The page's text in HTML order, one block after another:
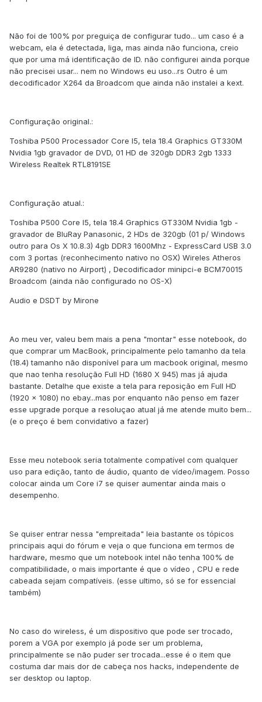
Não foi de 100% por preguiça de configurar tudo... um caso é a
webcam, ela é detectada, liga, mas ainda não funciona, creio
que por uma má identificação de ID. não configurei ainda porque
não precisei usar... nem no Windows eu uso...rs Outro é um
decodificador X264 da Broadcom que ainda não instalei a kext.
Configuração original.:
Toshiba P500 Processador Core I5, tela 18.4 Graphics GT330M
Nvidia 1gb gravador de DVD, 01 HD de 320gb DDR3 2gb 1333
Wireless Realtek RTL8191SE
Configuração atual.:
Toshiba P500 Core I5, tela 18.4 Graphics GT330M Nvidia 1gb -
gravador de BluRay Panasonic, 2 HDs de 320gb (01 p/ Windows
outro para Os X 10.8.3) 4gb DDR3 1600Mhz - ExpressCard USB 3.0
com 3 portas (reconhecimento nativo no OSX) Wireles Atheros
AR9280 (nativo no Airport) , Decodificador minipci-e BCM70015
Broadcom (ainda não configurado no OS-X)
Audio e DSDT by Mirone
Ao meu ver, valeu bem mais a pena "montar" esse notebook, do
que comprar um MacBook, principalmente pelo tamanho da tela
(18.4) tamanho não disponível para um macbook original, mesmo
que nao tenha resolução Full HD (1680 X 945) mas já ajuda
bastante. Detalhe que existe a tela para reposição em Full HD
(1920 x 1080) no ebay...mas por enquanto não penso em fazer
esse upgrade porque a resoluçao atual já me atende muito bem...
(e o preço é bem convidativo a fazer)
Esse meu notebook seria totalmente compatível com qualquer
uso para edição, tanto de áudio, quanto de vídeo/imagem. Posso
colocar ainda um Core i7 se quiser aumentar ainda mais o
desempenho.
Se quiser entrar nessa "empreitada" leia bastante os tópicos
principais aqui do fórum e veja o que funciona em termos de
hardware, mesmo que um notebook intel não tenha 100% de
compatibilidade, o mais importante é que o vídeo , CPU e rede
cabeada sejam compatíveis. (esse ultimo, só se for essencial
também)
No caso do wireless, é um dispositivo que pode ser trocado,
porem a VGA por exemplo já pode ser um problema,
principalmente se não puder ser trocada...esse é o item que
costuma dar mais dor de cabeça nos hacks, independente de
ser desktop ou laptop.